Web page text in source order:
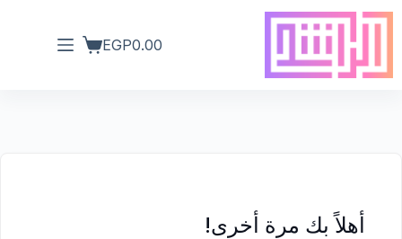
EGP0.00
أهلاً بك مرة أخرى!